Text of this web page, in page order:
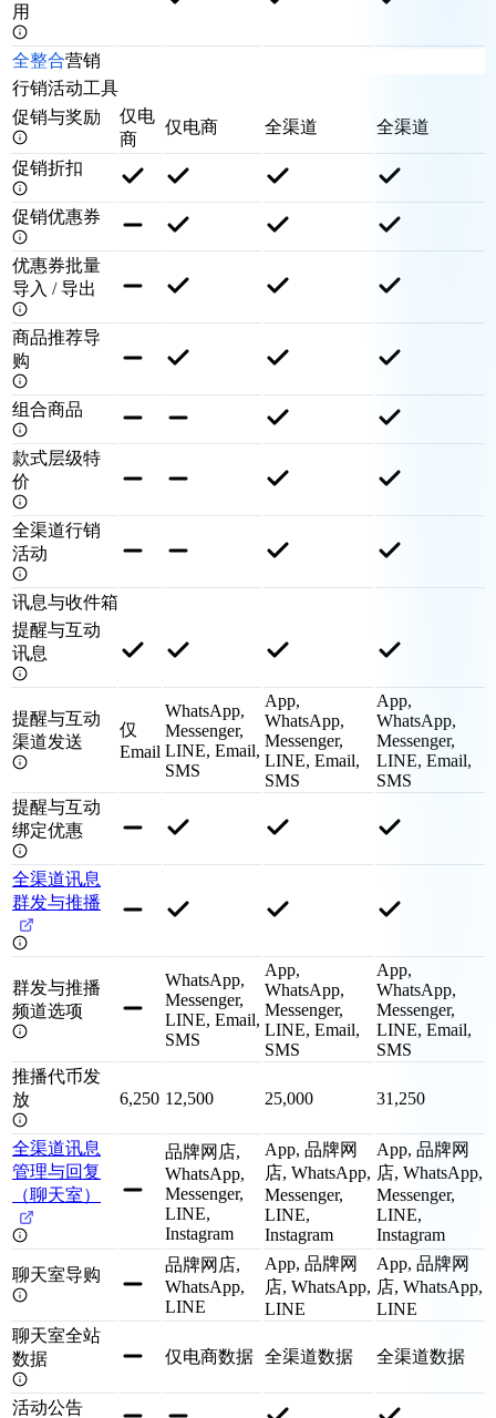
用
全整合营销
行销活动工具
促销与奖励
仅电
商
仅电商 全渠道 全渠道
促销折扣
促销优惠券
优惠券批量
导入 / 导出
商品推荐导
购
组合商品
款式层级特
价
全渠道行销
活动
讯息与收件箱
提醒与互动
讯息
提醒与互动
渠道发送
仅
Email
WhatsApp,
Messenger,
LINE, Email,
SMS
App,
WhatsApp,
Messenger,
LINE, Email,
SMS
App,
WhatsApp,
Messenger,
LINE, Email,
SMS
提醒与互动
绑定优惠
全渠道讯息
群发与推播
群发与推播
频道选项
WhatsApp,
Messenger,
LINE, Email,
SMS
App,
WhatsApp,
Messenger,
LINE, Email,
SMS
App,
WhatsApp,
Messenger,
LINE, Email,
SMS
推播代币发
放
6,250 12,500 25,000 31,250
全渠道讯息
管理与回复
（聊天室）
品牌网店,
WhatsApp,
Messenger,
LINE,
Instagram
App, 品牌网
店, WhatsApp,
Messenger,
LINE,
Instagram
App, 品牌网
店, WhatsApp,
Messenger,
LINE,
Instagram
聊天室导购
品牌网店,
WhatsApp,
LINE
App, 品牌网
店, WhatsApp,
LINE
App, 品牌网
店, WhatsApp,
LINE
聊天室全站
数据
仅电商数据 全渠道数据 全渠道数据
活动公告